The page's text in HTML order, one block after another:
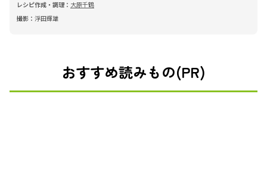
レシピ作成・調理： 大原千鶴
撮影： 浮田輝雄
おすすめ読みもの(PR)